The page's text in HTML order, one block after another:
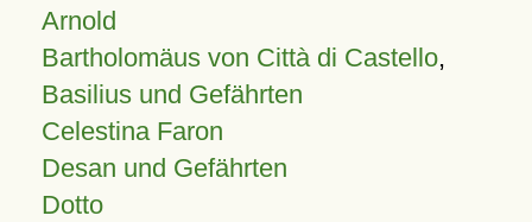
Arnold
Bartholomäus von Città di Castello,
Basilius und Gefährten
Celestina Faron
Desan und Gefährten
Dotto